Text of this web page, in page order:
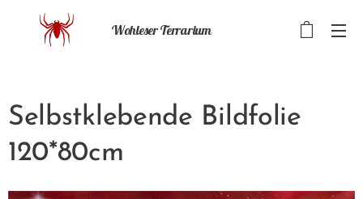
Wohleser Terrarium
Selbstklebende Bildfolie
120*80cm